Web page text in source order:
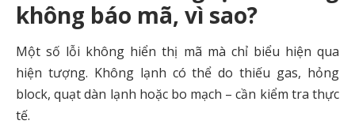
không báo mã, vì sao?
Một số lỗi không hiển thị mã mà chỉ biểu hiện qua
hiện tượng. Không lạnh có thể do thiếu gas, hỏng
block, quạt dàn lạnh hoặc bo mạch – cần kiểm tra thực
tế.